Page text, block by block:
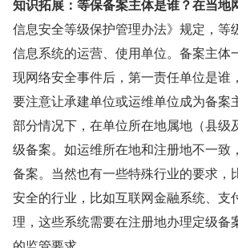
知识拓展：等保备案主体是谁？在当地
信息安全等级保护管理办法》规定，等
信息系统的运营、使用单位。备案主体
现网络安全事件后，第一责任单位是谁
要注意让承建单位或运维单位成为备案
部分情况下，在单位所在地属地（县级
级备案。如运维所在地和注册地不一致
备案。当然也有一些特殊行业的要求，
安全的行业，比如互联网金融系统、支
理，这些系统需要在注册地办理定级备